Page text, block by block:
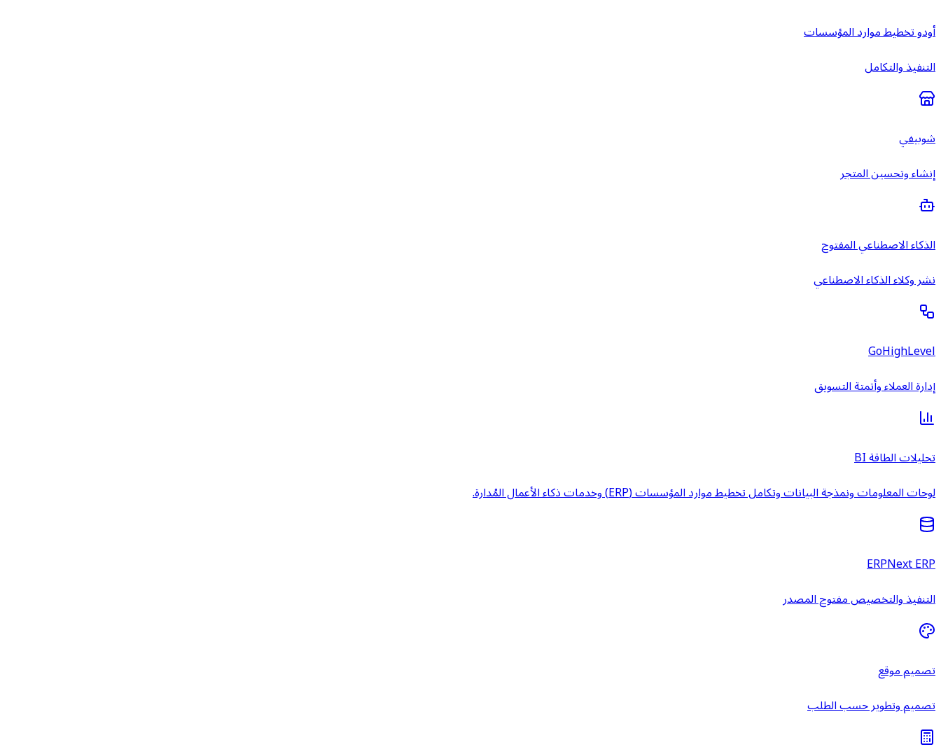
أودو تخطيط موارد المؤسسات
التنفيذ والتكامل
شوبيفي
إنشاء وتحسين المتجر
الذكاء الاصطناعي المفتوح
نشر وكلاء الذكاء الاصطناعي
GoHighLevel
إدارة العملاء وأتمتة التسويق
تحليلات الطاقة BI
لوحات المعلومات ونمذجة البيانات وتكامل تخطيط موارد المؤسسات (ERP) وخدمات ذكاء الأعمال المُدارة.
ERPNext ERP
التنفيذ والتخصيص مفتوح المصدر
تصميم موقع
تصميم وتطوير حسب الطلب